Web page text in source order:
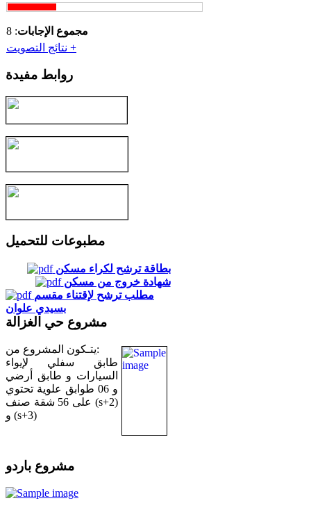
مجموع الإجابات: 8
نتائج التصويت +
روابط مفيدة
مطبوعات للتحميل
بطاقة ترشح لكراء مسكن
شهادة خروج من مسكن
مطلب ترشح لإقتناء مقسم
بسيدي علوان
مشروع حي الغزالة
يتـكون المشروع من:
طابق سفلي لإيواء
السيارات و طابق أرضي
و 06 طوابق علوية تحتوي
على 56 شقة صنف (s+2)
و (s+3)
مشروع باردو